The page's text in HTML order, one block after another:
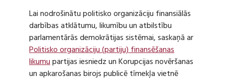
Lai nodrošinātu politisko organizāciju finansiālās
darbības atklātumu, likumību un atbilstību
parlamentārās demokrātijas sistēmai, saskaņā ar
Politisko organizāciju (partiju) finansēšanas
likumupartijas iesniedz un Korupcijas novēršanas
un apkarošanas birojs publicē tīmekļa vietnē